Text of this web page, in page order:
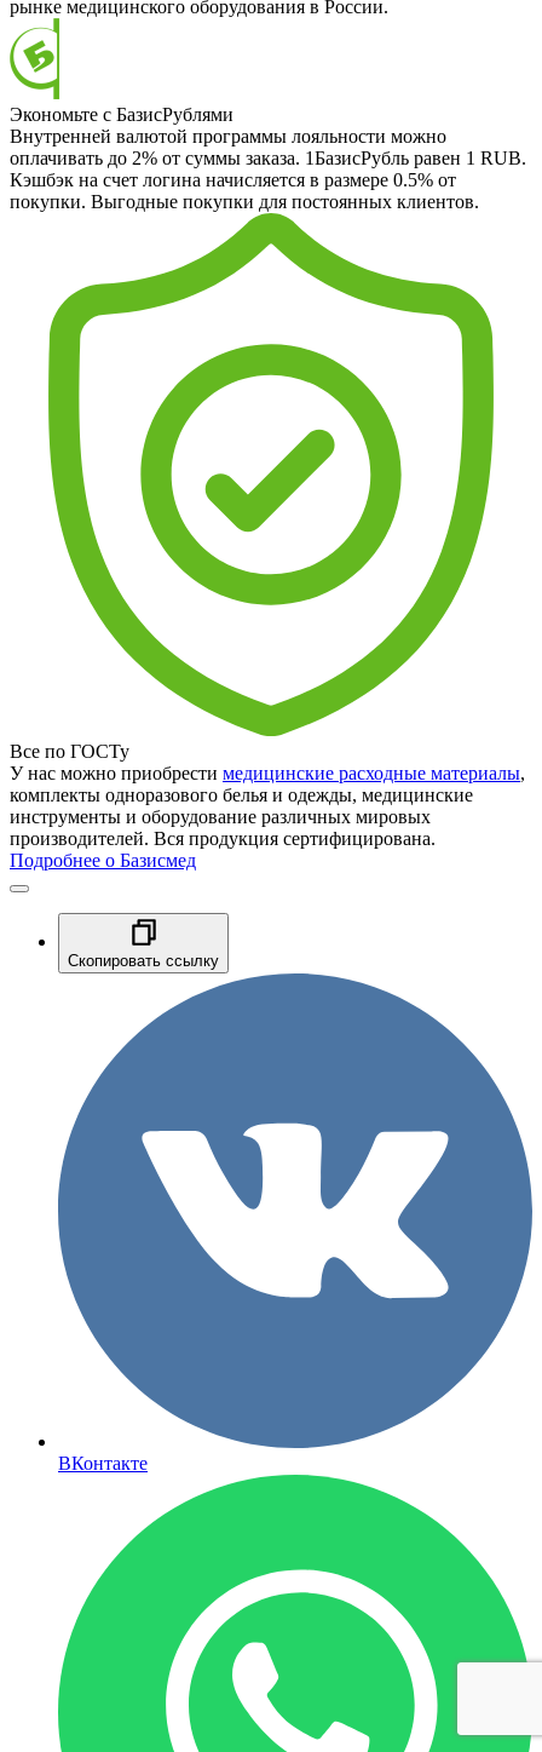
рынке медицинского оборудования в России.
Экономьте с БазисРублями
Внутренней валютой программы лояльности можно
оплачивать до 2% от суммы заказа. 1БазисРубль равен 1 RUB.
Кэшбэк на счет логина начисляется в размере 0.5% от
покупки. Выгодные покупки для постоянных клиентов.
Все по ГОСТу
У нас можно приобрести медицинские расходные материалы,
комплекты одноразового белья и одежды, медицинские
инструменты и оборудование различных мировых
производителей. Вся продукция сертифицирована.
Подробнее о Базисмед
Скопировать ссылку
ВКонтакте